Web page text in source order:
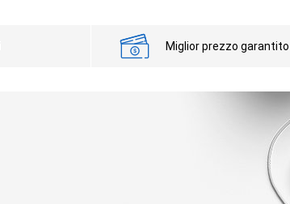
Miglior prezzo garantito